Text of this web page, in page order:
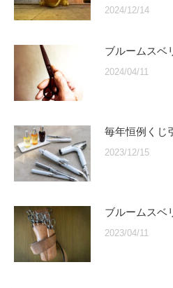
2024/12/14
ブルームスベ
2024/04/11
毎年恒例くじ
2023/12/15
ブルームスベ
2023/04/11